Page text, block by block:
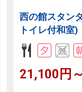
西の館スタン
トイレ付和室)
21,100円